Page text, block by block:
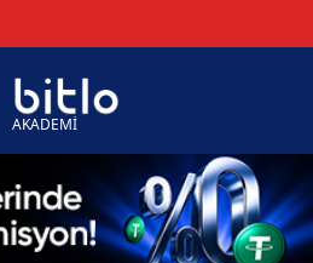
AKADEMİ